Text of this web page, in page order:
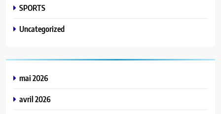
SPORTS
Uncategorized
mai 2026
avril 2026